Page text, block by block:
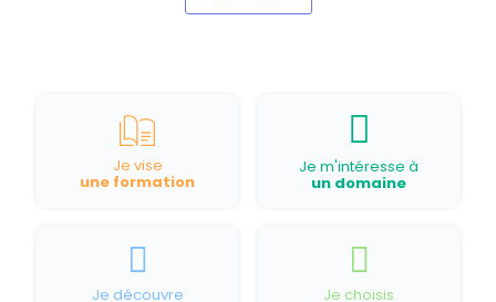
Je vise
une formation
Je m'intéresse à
un domaine
Je découvre Je choisis